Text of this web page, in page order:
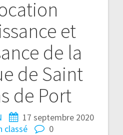
et
de la
de Saint
de Port
17 septembre 2020
classé
0